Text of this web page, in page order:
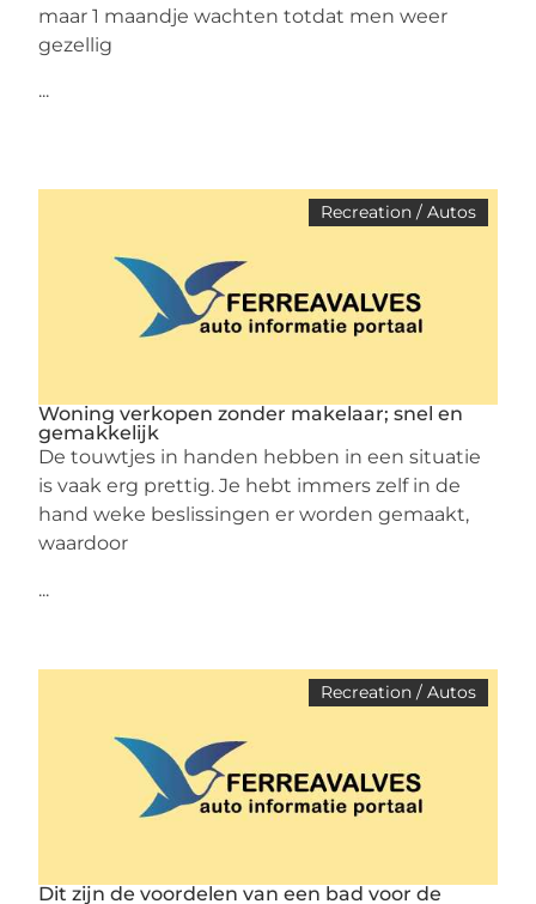
maar 1 maandje wachten totdat men weer
gezellig
...
Recreation / Autos
Woning verkopen zonder makelaar; snel en
gemakkelijk
De touwtjes in handen hebben in een situatie
is vaak erg prettig. Je hebt immers zelf in de
hand weke beslissingen er worden gemaakt,
waardoor
...
Recreation / Autos
Dit zijn de voordelen van een bad voor de